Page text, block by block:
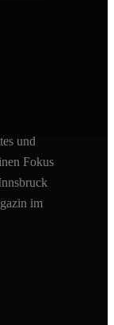
und
Fokus
im